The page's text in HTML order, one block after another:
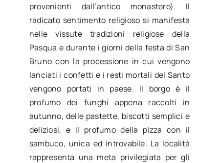
provenienti dall’antico monastero). Il
radicato sentimento religioso si manifesta
nelle vissute tradizioni religiose della
Pasqua e durante i giorni della festa di San
Bruno con la processione in cui vengono
lanciati i confetti e i resti mortali del Santo
vengono portati in paese. Il borgo è il
profumo dei funghi appena raccolti in
autunno, delle pastette, biscotti semplici e
deliziosi, e il profumo della pizza con il
sambuco, unica ed introvabile. La località
rappresenta una meta privilegiata per gli